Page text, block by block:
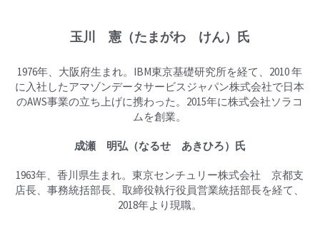
玉川　憲（たまがわ　けん）氏
1976年、大阪府生まれ。IBM東京基礎研究所を経て、2010 年
に入社したアマゾンデータサービスジャパン株式会社で日本
のAWS事業の立ち上げに携わった。2015年に株式会社ソラコ
ムを創業。
成瀬　明弘（なるせ　あきひろ）氏
1963年、香川県生まれ。東京センチュリー株式会社　京都支
店長、事務統括部長、取締役執行役員営業統括部長を経て、
2018年より現職。